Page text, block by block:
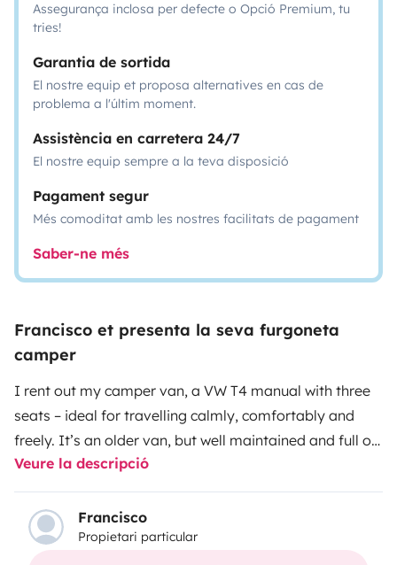
Assegurança inclosa per defecte o Opció Premium, tu
tries!
Garantia de sortida
El nostre equip et proposa alternatives en cas de
problema a l'últim moment.
Assistència en carretera 24/7
El nostre equip sempre a la teva disposició
Pagament segur
Més comoditat amb les nostres facilitats de pagament
Saber-ne més
Francisco et presenta la seva furgoneta
camper
I rent out my camper van, a VW T4 manual with three
seats – ideal for travelling calmly, comfortably and
freely. It’s an older van, but well maintained and full of
charm.Very easy to drive and manoeuvre, perfect for
long road trips or getting around towns and cities.
Thanks to its height (2.10m), you can park it like a
regular car and won’t have trouble in most parking
Veure la descripció
Francisco
Propietari particular